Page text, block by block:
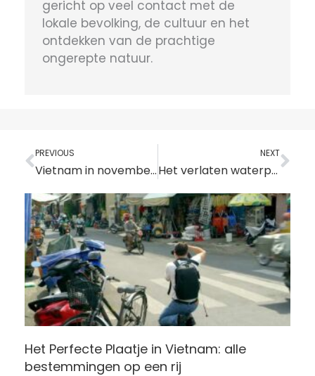
gericht op veel contact met de
lokale bevolking, de cultuur en het
ontdekken van de prachtige
ongerepte natuur.
Vorige
PREVIOUS
Vietnam in november – Weer, evenementen & beste plekken om te bezoeken
NEXT
Het verlaten waterpark in Hue: Ho Thuy Tien
Het Perfecte Plaatje in Vietnam: alle
bestemmingen op een rij